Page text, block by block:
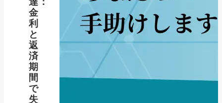
金
利
と
返
済
期
間
で
失